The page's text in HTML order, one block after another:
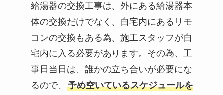
給湯器の交換工事は、外にある給湯器本
体の交換だけでなく、自宅内にあるリモ
コンの交換もある為、施工スタッフが自
宅内に入る必要があります。その為、工
事日当日は、誰かの立ち合いが必要にな
るので、 予め空いているスケジュールを